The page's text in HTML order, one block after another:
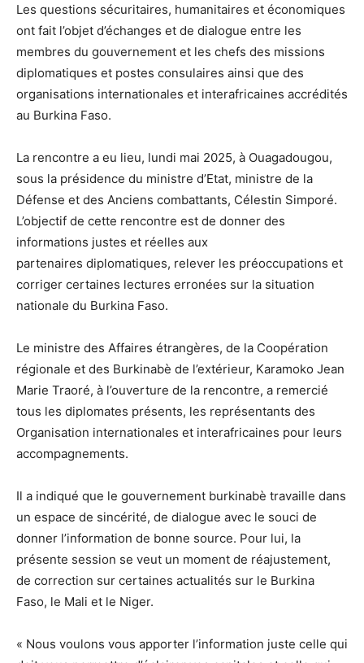
Les questions sécuritaires, humanitaires et économiques
ont fait l’objet d’échanges et de dialogue entre les
membres du gouvernement et les chefs des missions
diplomatiques et postes consulaires ainsi que des
organisations internationales et interafricaines accrédités
au Burkina Faso.
La rencontre a eu lieu, lundi mai 2025, à Ouagadougou,
sous la présidence du ministre d’Etat, ministre de la
Défense et des Anciens combattants, Célestin Simporé.
L’objectif de cette rencontre est de donner des
informations justes et réelles aux
partenaires diplomatiques, relever les préoccupations et
corriger certaines lectures erronées sur la situation
nationale du Burkina Faso.
Le ministre des Affaires étrangères, de la Coopération
régionale et des Burkinabè de l’extérieur, Karamoko Jean
Marie Traoré, à l’ouverture de la rencontre, a remercié
tous les diplomates présents, les représentants des
Organisation internationales et interafricaines pour leurs
accompagnements.
Il a indiqué que le gouvernement burkinabè travaille dans
un espace de sincérité, de dialogue avec le souci de
donner l’information de bonne source. Pour lui, la
présente session se veut un moment de réajustement,
de correction sur certaines actualités sur le Burkina
Faso, le Mali et le Niger.
« Nous voulons vous apporter l’information juste celle qui